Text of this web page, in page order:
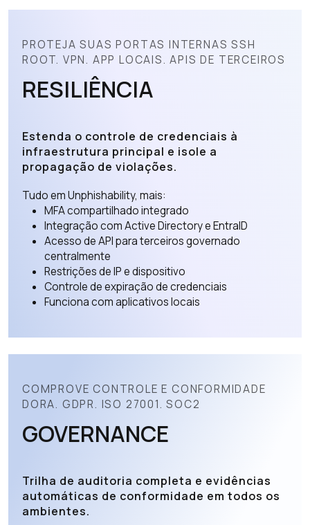
PROTEJA SUAS PORTAS INTERNAS SSH
ROOT. VPN. APP LOCAIS. APIS DE TERCEIROS
RESILIÊNCIA
Estenda o controle de credenciais à
infraestrutura principal e isole a
propagação de violações.
Tudo em Unphishability, mais:
MFA compartilhado integrado
Integração com Active Directory e EntraID
Acesso de API para terceiros governado
centralmente
Restrições de IP e dispositivo
Controle de expiração de credenciais
Funciona com aplicativos locais
COMPROVE CONTROLE E CONFORMIDADE
DORA. GDPR. ISO 27001. SOC2
GOVERNANCE
Trilha de auditoria completa e evidências
automáticas de conformidade em todos os
ambientes.